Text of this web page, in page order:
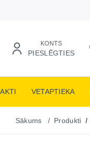
KONTS
PIESLĒGTIES
VETAPTIEKA
Sākums Produkti